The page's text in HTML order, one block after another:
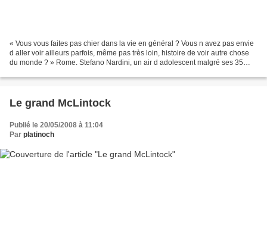
« Vous vous faites pas chier dans la vie en général ? Vous n avez pas envie
d aller voir ailleurs parfois, même pas très loin, histoire de voir autre chose
du monde ? » Rome. Stefano Nardini, un air d adolescent malgré ses 35
Le grand McLintock
Publié le 20/05/2008 à 11:04
Par platinoch